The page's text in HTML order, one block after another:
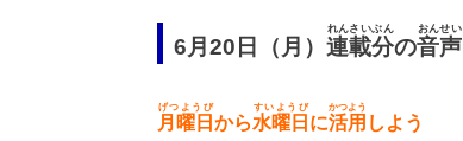
6月20日（月）連載分
れんさいぶん
の音声
おんせい
月曜日
げつようび
から水曜日
すいようび
に活用
かつよう
しよう